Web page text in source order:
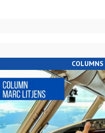
COLUMNS